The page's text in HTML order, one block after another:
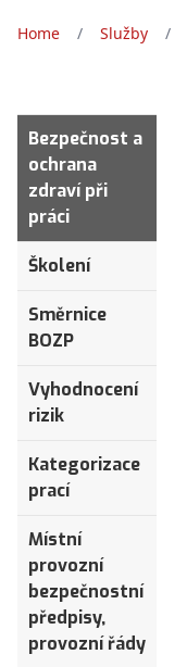
Home / Služby /
Bezpečnost a
ochrana
zdraví při
práci
Školení
Směrnice
BOZP
Vyhodnocení
rizik
Kategorizace
prací
Místní
provozní
bezpečnostní
předpisy,
provozní řády